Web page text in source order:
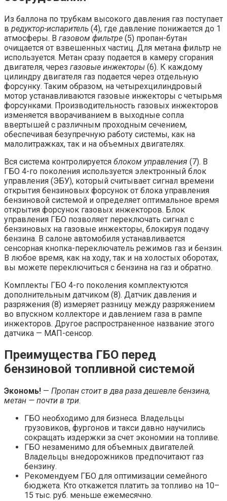
Из баллона по трубкам высокого давления газ поступает
в редуктор-испаритель (4), где давление понижается до 1
атмосферы. В газовом фильтре (5) пропан-бутан
очищается от взвешенных частиц. Для метана фильтр не
используется. Метан сразу подается в камеру сгорания
двигателя, через газовые инжекторы (6). К каждому
цилиндру двигателя газ подается через отдельную
форсунку. Таким образом, на четырехцилиндровый
мотор устанавливаются газовые инжекторы с четырьмя
форсунками. Производительность газовых инжекторов
изменяется вворачиванием в выходные сопла
ввертышей с различным проходным сечением,
обеспечивая безупречную работу системы, как на
малолитражках, так и на объемных двигателях.
Вся система контролируется блоком управления (7). В
ГБО 4-го поколения используется электронный блок
управления (ЭБУ), который считывает сигнал времени
открытия бензиновых форсунок от блока управления
бензиновой системой и определяет оптимальное время
открытия форсунок газовых инжекторов. Блок
управления ГБО позволяет переключать сигнал с
бензиновых на газовые инжекторы, блокируя подачу
бензина. В салоне автомобиля устанавливается
сенсорная кнопка-переключатель режимов газ и бензин.
В любое время, как на ходу, так и на холостых оборотах,
вы можете переключиться с бензина на газ и обратно.
Комплекты ГБО 4-го поколения комплектуются
дополнительным датчиком (8). Датчик давления и
разряжения (8) измеряет разницу между разряжением
во впускном коллекторе и давлением газа в рампе
инжекторов. Другое распространенное название этого
датчика — МАП-сенсор.
Преимущества ГБО перед
бензиновой топливной системой
Экономь! — Пропан стоит в два раза дешевле бензина,
метан — почти в три.
ГБО необходимо для бизнеса. Владельцы
грузовиков, фургонов и такси давно научились
сокращать издержки за счет экономии на топливе.
ГБО незаменимо для объемных двигателей.
Владельцы внедорожников предпочитают газ
бензину.
Рекомендуем ГБО для оптимизации семейного
бюджета. Кто откажется платить за топливо на 10–
15 тыс. руб. меньше ежемесячно.